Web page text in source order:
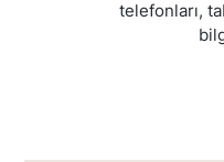
telefonları,